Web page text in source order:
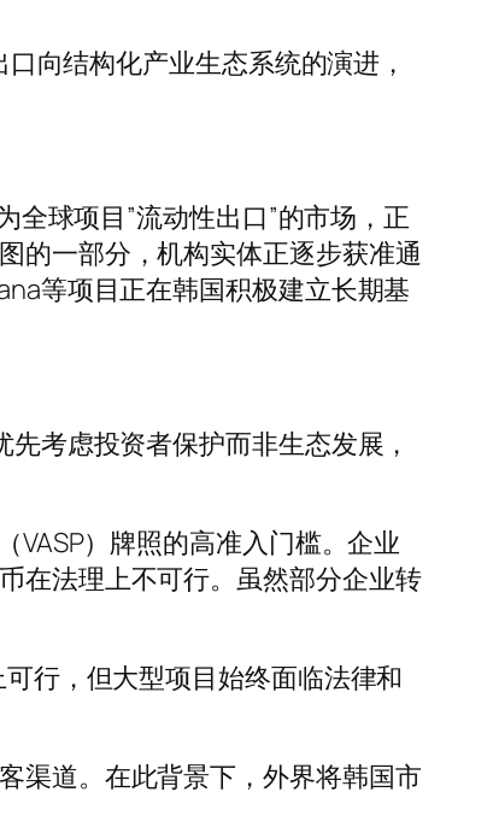
向结构化产业生态系统的演进，
球项目”流动性出口”的市场，正
的一部分，机构实体正逐步获准通
等项目正在韩国积极建立长期基
考虑投资者保护而非生态发展，
VASP）牌照的高准入门槛。企业
在法理上不可行。虽然部分企业转
行，但大型项目始终面临法律和
渠道。在此背景下，外界将韩国市